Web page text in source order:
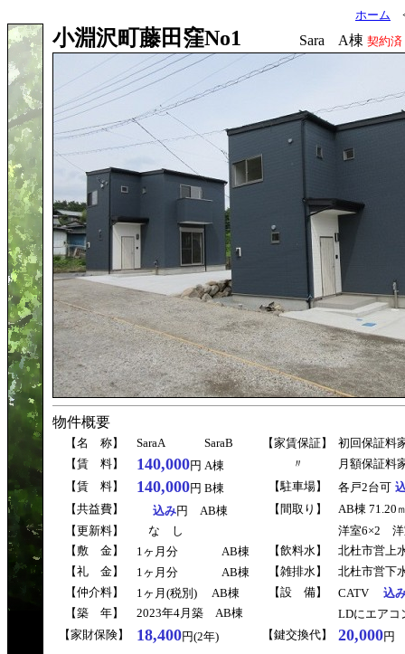
ホーム
小淵沢町藤田窪No1 Sara A棟 契約済
物件概要
【名 称】 SaraA SaraB 【家賃保証】
初回保証料
【賃 料】
140,000円 A棟 〃
月額保証料
【賃 料】
140,000円 B棟 【駐車場】 各戸2台可
【共益費】
込み円 AB棟 【間取り】
AB棟 71.20
【更新料】
な し
洋室6×2
【敷 金】
1ヶ月分 AB棟 【飲料水】
北杜市営上
【礼 金】
1ヶ月分 AB棟 【雑排水】
北杜市営下
【仲介料】
1ヶ月 (税別) AB棟 【設 備】 CATV
込
【築 年】
2023年4月築 AB棟
LDにエアコ
【家財保険】
18,400円(2年) 【鍵交換代】 20,000円